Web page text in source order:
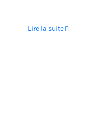
Lire la suite